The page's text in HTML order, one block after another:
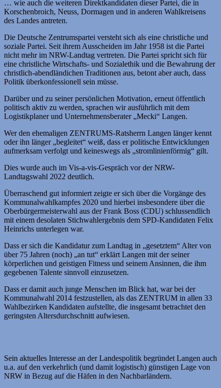
… wie auch die weiteren Direktkandidaten dieser Partei, die in
Korschenbroich, Neuss, Dormagen und in anderen Wahlkreisens
des Landes antreten.
Die Deutsche Zentrumspartei versteht sich als eine christliche und
soziale Partei. Seit ihrem Ausscheiden im Jahr 1958 ist die Partei
nicht mehr im NRW-Landtag vertreten. Die Partei spricht sich für
eine christliche Wirtschafts- und Sozialethik und die Bewahrung der
christlich-abendländichen Traditionen aus, betont aber auch, dass
Politik überkonfessionell sein müsse.
Darüber und zu seiner persönlichen Motivation, erneut öffentlich
politisch aktiv zu werden, sprachen wir ausführlich mit dem
Logistikplaner und Unternehmensberater „Mecki“ Langen.
Wer den ehemaligen ZENTRUMS-Ratsherrn Langen länger kennt
oder ihn länger „begleitet“ weiß, dass er politische Entwicklungen
aufmerksam verfolgt und keineswegs als „stromlinienförmig“ gilt.
Dies wurde auch im Vis-a-vis-Gespräch vor der NRW-
Landtagswahl 2022 deutlich.
Überraschend gut informiert zeigte er sich über die Vorgänge des
Kommunalwahlkampfes 2020 und hierbei insbesondere über die
Oberbürgermeisterwahl aus der Frank Boss (CDU) schlussendlich
mit einem desolaten Stichwahlergebnis dem SPD-Kandidaten Felix
Heinrichs unterlegen war.
Dass er sich die Kandidatur zum Landtag in „gesetztem“ Alter von
über 75 Jahren (noch) „an tut“ erklärt Langen mit der seiner
körperlichen und geistigen Fitness und seinem Ansinnen, die ihm
gegebenen Talente sinnvoll einzusetzen.
Dass er damit auch junge Menschen im Blick hat, war bei der
Kommunalwahl 2014 festzustellen, als das ZENTRUM in allen 33
Wahlbezirken Kandidaten aufstellte, die insgesamt betrachtet den
geringsten Altersdurchschnitt aufwiesen.
Sein aktuelles Interesse an der Landespolitik begründet Langen auch
u.a. auf den verkehrlich (und damit logistisch) günstigen Lage von
NRW in Bezug auf die Häfen in den Nachbarländern.